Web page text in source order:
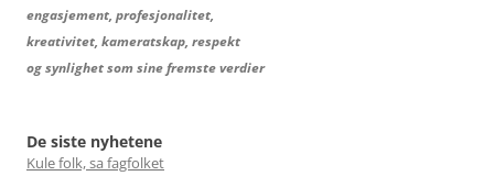
engasjement, profesjonalitet,
kreativitet, kameratskap, respekt
og synlighet som sine fremste verdier
De siste nyhetene
Kule folk, sa fagfolket